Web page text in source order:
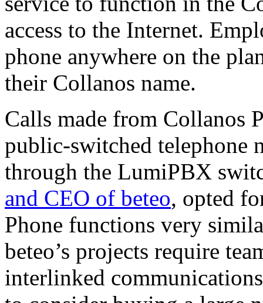
access to the Internet.
phone anywhere on the
their Collanos name.
Calls made from Collanos
public-switched telephone
through the LumiPBX
and CEO of beteo, opted
Phone functions very
beteo’s projects require
interlinked